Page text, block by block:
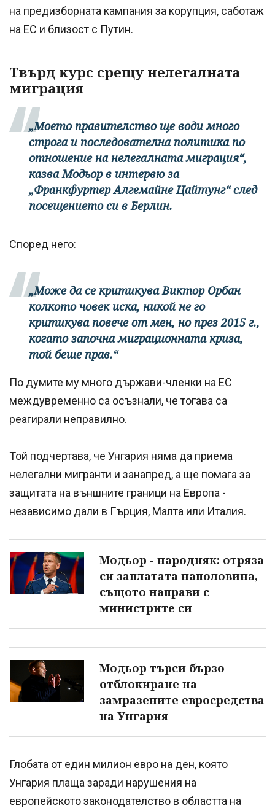
на предизборната кампания за корупция, саботаж
на ЕС и близост с Путин.
Твърд курс срещу нелегалната
миграция
„Моето правителство ще води много
строга и последователна политика по
отношение на нелегалната миграция“,
казва Модьор в интервю за
„Франкфуртер Алгемайне Цайтунг“ след
посещението си в Берлин.
Според него:
„Може да се критикува Виктор Орбан
колкото човек иска, никой не го
критикува повече от мен, но през 2015 г.,
когато започна миграционната криза,
той беше прав.“
По думите му много държави-членки на ЕС
междувременно са осъзнали, че тогава са
реагирали неправилно.
Той подчертава, че Унгария няма да приема
нелегални мигранти и занапред, а ще помага за
защитата на външните граници на Европа -
независимо дали в Гърция, Малта или Италия.
Модьор - народняк: отряза
си заплатата наполовина,
същото направи с
министрите си
Модьор търси бързо
отблокиране на
замразените евросредства
на Унгария
Глобата от един милион евро на ден, която
Унгария плаща заради нарушения на
европейското законодателство в областта на